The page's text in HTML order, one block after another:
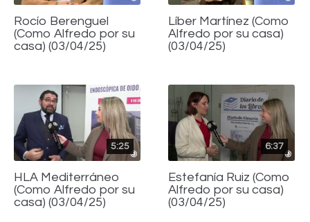
Rocío Berenguel
(Como Alfredo por su
casa) (03/04/25)
Líber Martínez (Como
Alfredo por su casa)
(03/04/25)
5:25
HLA Mediterráneo
(Como Alfredo por su
casa) (03/04/25)
6:37
Estefanía Ruiz (Como
Alfredo por su casa)
(03/04/25)